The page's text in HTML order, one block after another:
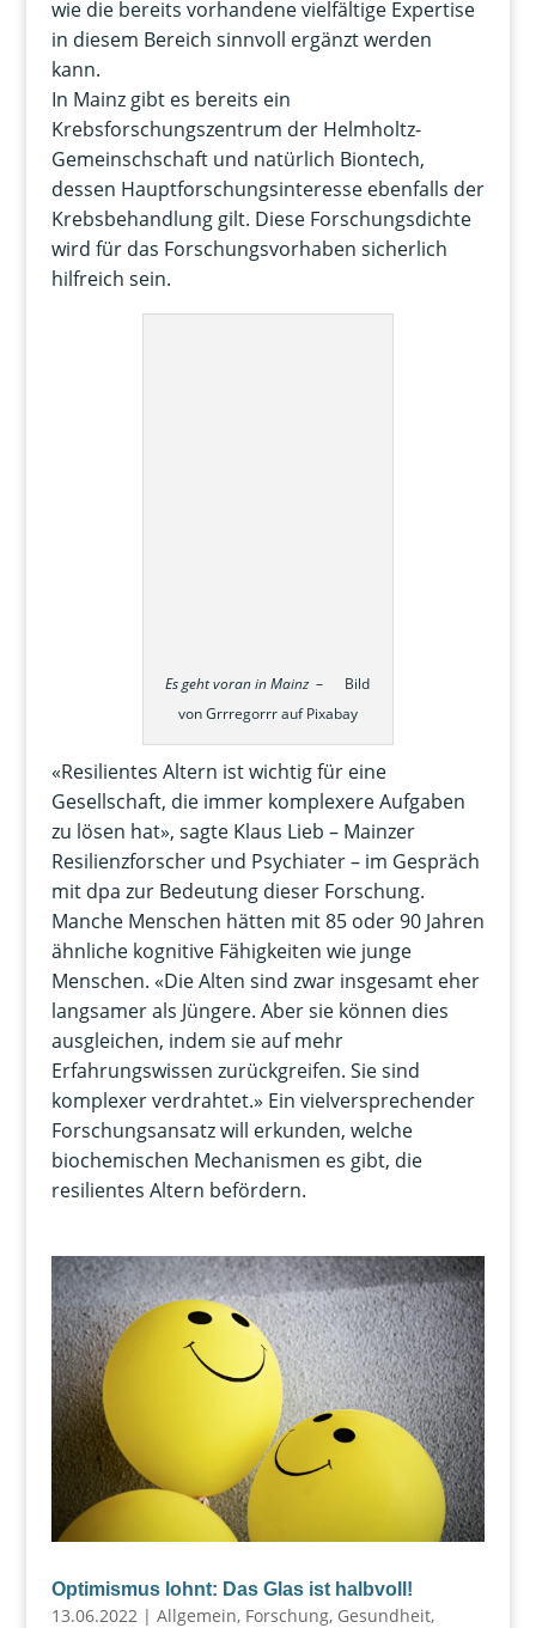
wie die bereits vorhandene vielfältige Expertise
in diesem Bereich sinnvoll ergänzt werden
kann.
In Mainz gibt es bereits ein
Krebsforschungszentrum der Helmholtz-
Gemeinschschaft und natürlich Biontech,
dessen Hauptforschungsinteresse ebenfalls der
Krebsbehandlung gilt. Diese Forschungsdichte
wird für das Forschungsvorhaben sicherlich
hilfreich sein.
Es geht voran in Mainz– Bild
von Grrregorrr auf Pixabay
«Resilientes Altern ist wichtig für eine
Gesellschaft, die immer komplexere Aufgaben
zu lösen hat», sagte Klaus Lieb – Mainzer
Resilienzforscher und Psychiater – im Gespräch
mit dpa zur Bedeutung dieser Forschung.
Manche Menschen hätten mit 85 oder 90 Jahren
ähnliche kognitive Fähigkeiten wie junge
Menschen. «Die Alten sind zwar insgesamt eher
langsamer als Jüngere. Aber sie können dies
ausgleichen, indem sie auf mehr
Erfahrungswissen zurückgreifen. Sie sind
komplexer verdrahtet.» Ein vielversprechender
Forschungsansatz will erkunden, welche
biochemischen Mechanismen es gibt, die
resilientes Altern befördern.
Optimismus lohnt: Das Glas ist halbvoll!
13.06.2022| Allgemein, Forschung, Gesundheit,